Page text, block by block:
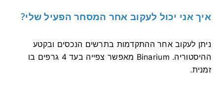
איך אני יכול לעקוב אחר המסחר הפעיל שלי?
ניתן לעקוב אחר ההתקדמות בתרשים הנכסים ובקטע
ההיסטוריה. Binarium מאפשר צפייה בעד 4 גרפים בו
זמנית.